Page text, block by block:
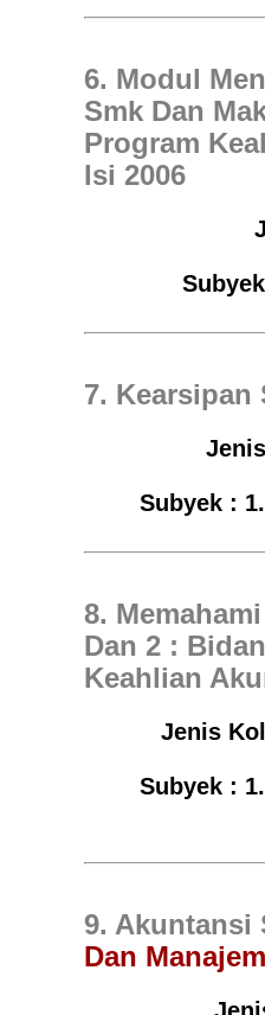
6. Modul
Smk Dan
Program
Isi 2006
7.
Subyek :
8.
Dan 2 :
Keahlian
Jenis
Subyek :
9. Akuntansi
Dan